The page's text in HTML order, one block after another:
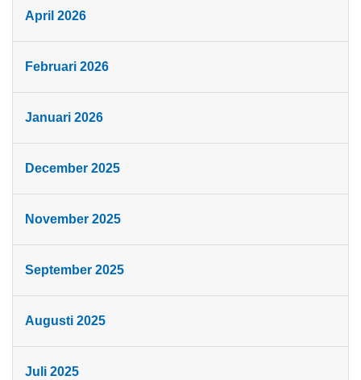
April 2026
Februari 2026
Januari 2026
December 2025
November 2025
September 2025
Augusti 2025
Juli 2025